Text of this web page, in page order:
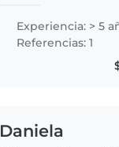
preescolar y primaria
ocasionalmente
Experiencia: > 5
Referencias: 1
Daniela